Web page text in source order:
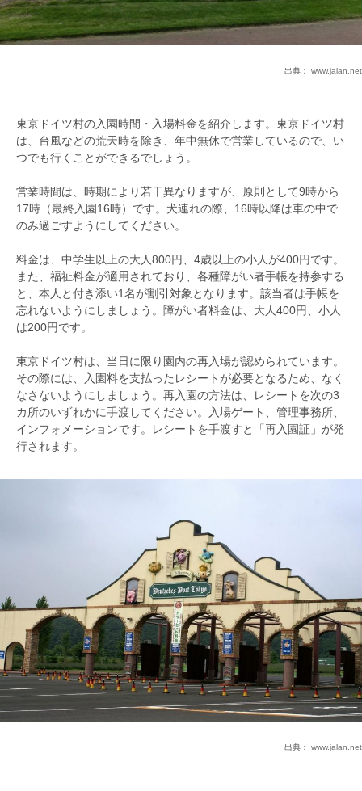
出典： www.jalan.net
東京ドイツ村の入園時間・入場料金を紹介します。東京ドイツ村
は、台風などの荒天時を除き、年中無休で営業しているので、い
つでも行くことができるでしょう。
営業時間は、時期により若干異なりますが、原則として9時から
17時（最終入園16時）です。犬連れの際、16時以降は車の中で
のみ過ごすようにしてください。
料金は、中学生以上の大人800円、4歳以上の小人が400円です。
また、福祉料金が適用されており、各種障がい者手帳を持参する
と、本人と付き添い1名が割引対象となります。該当者は手帳を
忘れないようにしましょう。障がい者料金は、大人400円、小人
は200円です。
東京ドイツ村は、当日に限り園内の再入場が認められています。
その際には、入園料を支払ったレシートが必要となるため、なく
なさないようにしましょう。再入園の方法は、レシートを次の3
カ所のいずれかに手渡してください。入場ゲート、管理事務所、
インフォメーションです。レシートを手渡すと「再入園証」が発
行されます。
出典： www.jalan.net